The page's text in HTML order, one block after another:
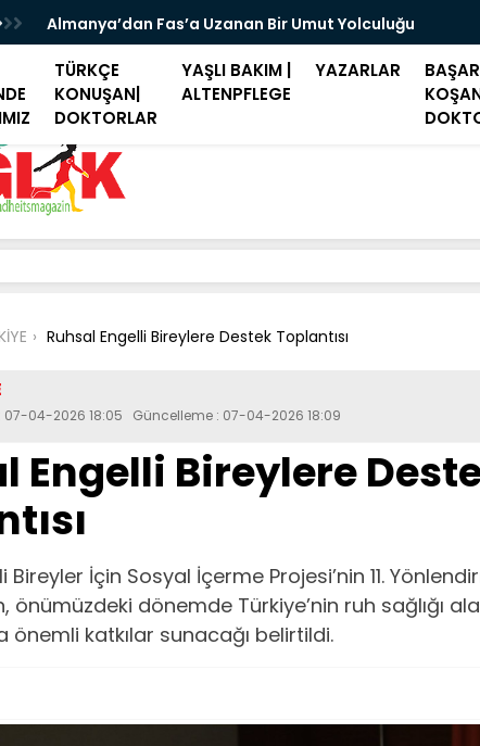
Almanya’dan Fas’a Uzanan Bir Umut Yolculuğu
TÜRKÇE
KONUŞAN|
DOKTORLAR
YAŞLI BAKIM |
ALTENPFLEGE
YAZARLAR
KOŞAN
Ruhsal Engelli Bireylere Destek Toplantısı
07-04-2026 18:05 Güncelleme : 07-04-2026 18:09
Engelli Bireylere
Bireyler İçin Sosyal İçerme Projesi’nin 11.
önümüzdeki dönemde Türkiye’nin ruh sağlığı
önemli katkılar sunacağı belirtildi.